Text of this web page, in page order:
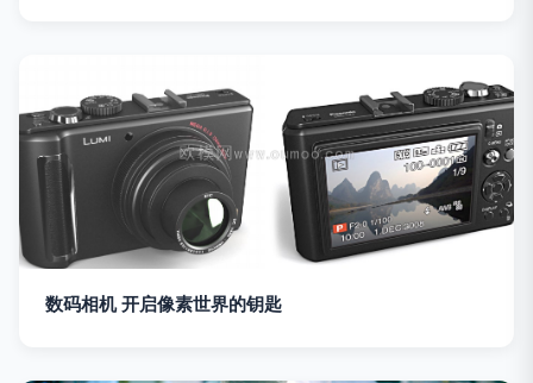
数码相机 开启像素世界的钥匙